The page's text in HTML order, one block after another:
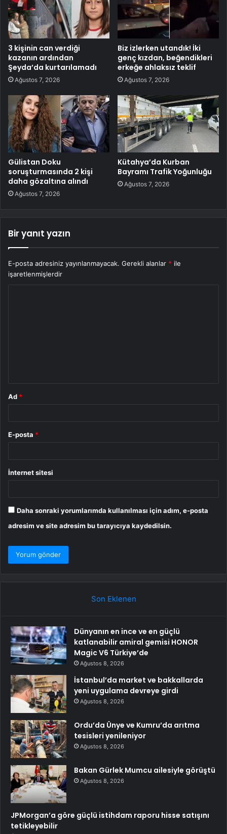
3 kişinin can verdiği
kazanın ardından
Şeyda’da kurtarılamadı
Ağustos 7, 2026
Biz izlerken utandık! İki
genç kızdan, beğendikleri
erkeğe ahlaksız teklif
Ağustos 7, 2026
Gülistan Doku
soruşturmasında 2 kişi
daha gözaltına alındı
Ağustos 7, 2026
Kütahya’da Kurban
Bayramı Trafik Yoğunluğu
Ağustos 7, 2026
Bir yanıt yazın
E-posta adresiniz yayınlanmayacak. Gerekli alanlar * ile
işaretlenmişlerdir
Ad *
E-posta *
İnternet sitesi
Daha sonraki yorumlarımda kullanılması için adım, e-posta
adresim ve site adresim bu tarayıcıya kaydedilsin.
Son Eklenen
Dünyanın en ince ve en güçlü
katlanabilir amiral gemisi HONOR
Magic V6 Türkiye’de
Ağustos 8, 2026
İstanbul’da market ve bakkallarda
yeni uygulama devreye girdi
Ağustos 8, 2026
Ordu’da Ünye ve Kumru’da arıtma
tesisleri yenileniyor
Ağustos 8, 2026
Bakan Gürlek Mumcu ailesiyle görüştü
Ağustos 8, 2026
JPMorgan’a göre güçlü istihdam raporu hisse satışını
tetikleyebilir